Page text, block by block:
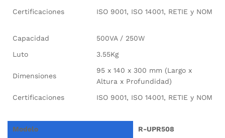
Certificaciones
ISO 9001, ISO 14001, RETIE y NOM
Capacidad
500VA / 250W
Luto
3.55Kg
Dimensiones
95 x 140 x 300 mm (Largo x
Altura x Profundidad)
Certificaciones
ISO 9001, ISO 14001, RETIE y NOM
Modelo R-UPR508